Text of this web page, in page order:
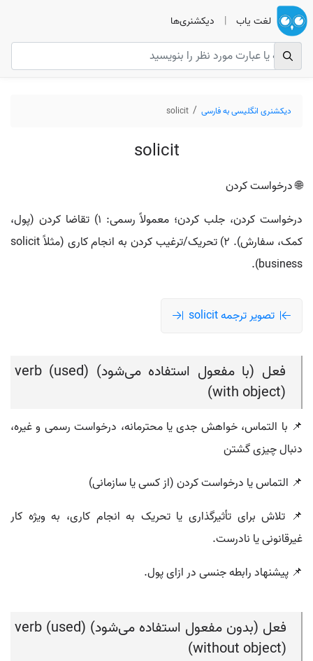
لغت یاب | دیکشنری‌ها
دیکشنری انگلیسی به فارسی solicit
solicit
🌐 درخواست کردن
درخواست کردن، جلب کردن؛ معمولاً رسمی: ۱) تقاضا کردن (پول،
کمک، سفارش). ۲) تحریک/ترغیب کردن به انجام کاری (مثلاً solicit
business).
تصویر ترجمه solicit
فعل (با مفعول استفاده می‌شود) (verb (used
with object))
📌 با التماس، خواهش جدی یا محترمانه، درخواست رسمی و غیره،
دنبال چیزی گشتن
📌 التماس یا درخواست کردن (از کسی یا سازمانی)
📌 تلاش برای تأثیرگذاری یا تحریک به انجام کاری، به ویژه کار
غیرقانونی یا نادرست.
📌 پیشنهاد رابطه جنسی در ازای پول.
فعل (بدون مفعول استفاده می‌شود) (verb (used
without object))